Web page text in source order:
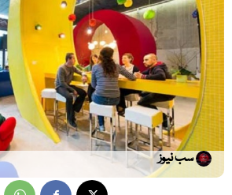
سب نیوز